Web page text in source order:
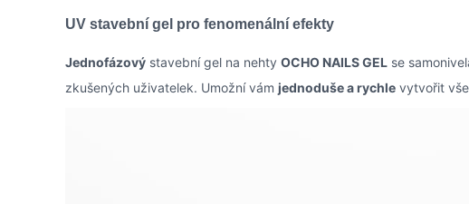
UV stavební gel pro fenomenální efekty
Jednofázový stavební gel na nehty OCHO NAILS GEL se
zkušených uživatelek. Umožní vám jednoduše a rychle vytvořit